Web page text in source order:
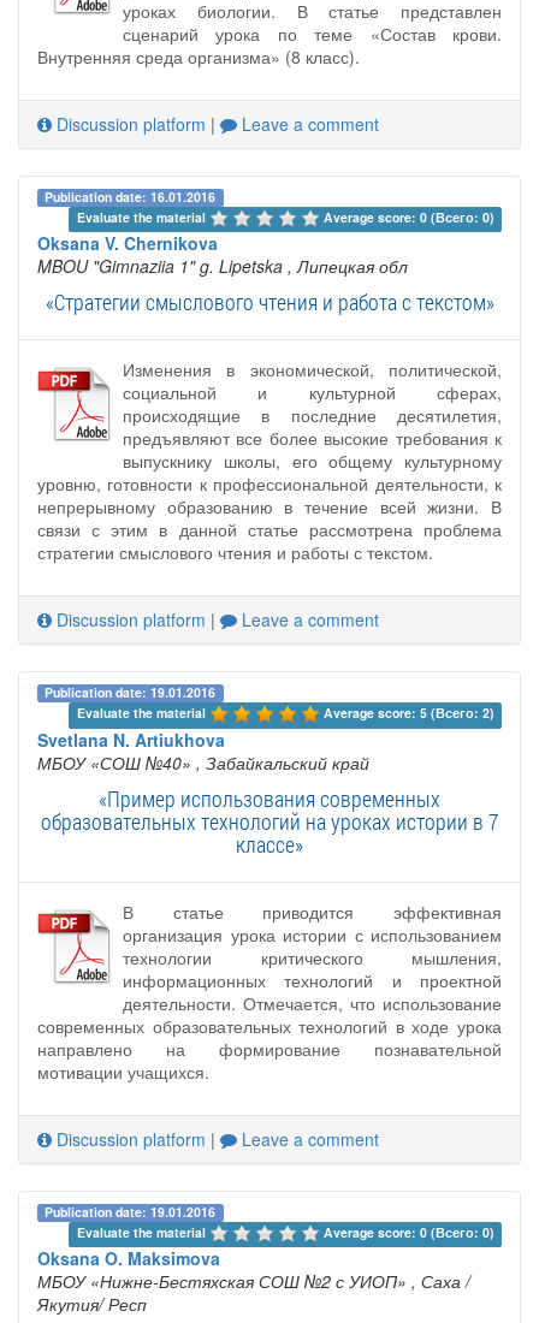
уроках биологии. В статье представлен
сценарий урока по теме «Состав крови.
Внутренняя среда организма» (8 класс).
Discussion platform | Leave a comment
Publication date: 16.01.2016
Evaluate the material
Average score: 0 (Всего: 0)
Oksana V. Chernikova
MBOU "Gimnaziia 1" g. Lipetska , Липецкая обл
«Стратегии смыслового чтения и работа с текстом»
Изменения в экономической, политической,
социальной и культурной сферах,
происходящие в последние десятилетия,
предъявляют все более высокие требования к
выпускнику школы, его общему культурному
уровню, готовности к профессиональной деятельности, к
непрерывному образованию в течение всей жизни. В
связи с этим в данной статье рассмотрена проблема
стратегии смыслового чтения и работы с текстом.
Discussion platform | Leave a comment
Publication date: 19.01.2016
Evaluate the material
Average score: 5 (Всего: 2)
Svetlana N. Artiukhova
МБОУ «СОШ №40» , Забайкальский край
«Пример использования современных
образовательных технологий на уроках истории в 7
классе»
В статье приводится эффективная
организация урока истории с использованием
технологии критического мышления,
информационных технологий и проектной
деятельности. Отмечается, что использование
современных образовательных технологий в ходе урока
направлено на формирование познавательной
мотивации учащихся.
Discussion platform | Leave a comment
Publication date: 19.01.2016
Evaluate the material
Average score: 0 (Всего: 0)
Oksana O. Maksimova
МБОУ «Нижне-Бестяхская СОШ №2 с УИОП» , Саха /
Якутия/ Респ